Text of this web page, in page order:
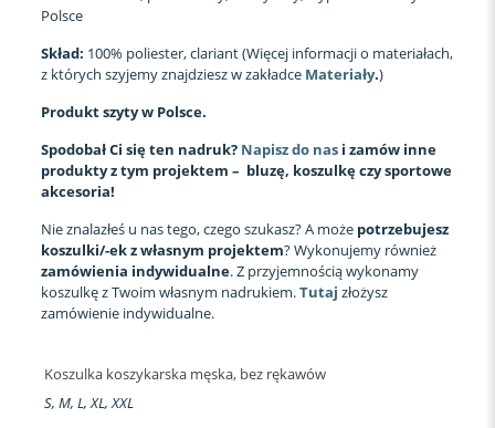
Polsce
Skład: 100% poliester, clariant (Więcej informacji o materiałach,
z których szyjemy znajdziesz w zakładce Materiały.)
Produkt szyty w Polsce.
Spodobał Ci się ten nadruk? Napisz do nas i zamów inne
produkty z tym projektem – bluzę, koszulkę czy sportowe
akcesoria!
Nie znalazłeś u nas tego, czego szukasz? A może potrzebujesz
koszulki/-ek z własnym projektem? Wykonujemy również
zamówienia indywidualne. Z przyjemnością wykonamy
koszulkę z Twoim własnym nadrukiem.Tutaj złożysz
zamówienie indywidualne.
Koszulka koszykarska męska, bez rękawów
S, M, L, XL, XXL